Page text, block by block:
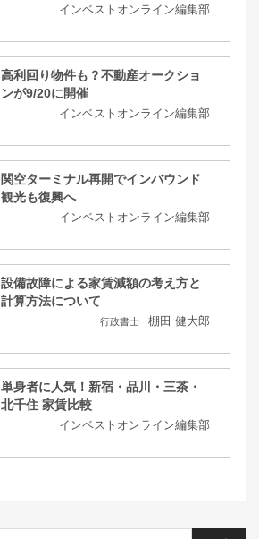
インベストオンライン編集部
高利回り物件も？不動産オークショ
ンが9/20に開催
インベストオンライン編集部
関空ターミナル再開でインバウンド
観光も復興へ
インベストオンライン編集部
設備故障による家賃減額の考え方と
計算方法について
行政書士 棚田 健大郎
単身者に人気！新宿・品川・三茶・
北千住 家賃比較
インベストオンライン編集部